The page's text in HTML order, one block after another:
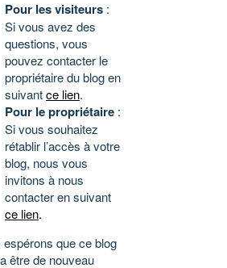
Pour les visiteurs :
Si vous avez des
questions, vous
pouvez contacter le
propriétaire du blog en
suivantce lien.
Pour le propriétaire :
Si vous souhaitez
rétablir l’accès à votre
blog, nous vous
invitons à nous
contacter en suivant
ce lien.
espérons que ce blog
être de nouveau